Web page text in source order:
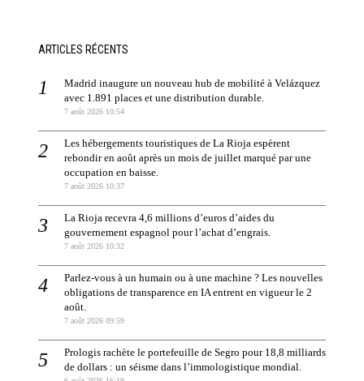
ARTICLES RÉCENTS
Madrid inaugure un nouveau hub de mobilité à Velázquez
avec 1.891 places et une distribution durable.
7 août 2026 10:54
Les hébergements touristiques de La Rioja espèrent
rebondir en août après un mois de juillet marqué par une
occupation en baisse.
7 août 2026 10:37
La Rioja recevra 4,6 millions d’euros d’aides du
gouvernement espagnol pour l’achat d’engrais.
7 août 2026 10:32
Parlez-vous à un humain ou à une machine ? Les nouvelles
obligations de transparence en IA entrent en vigueur le 2
août.
7 août 2026 09:59
Prologis rachète le portefeuille de Segro pour 18,8 milliards
de dollars : un séisme dans l’immologistique mondial.